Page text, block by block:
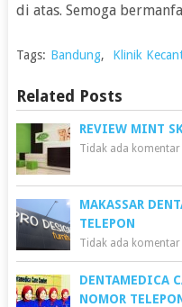
di atas. Semoga
Tags: Bandung, Klinik
Related Posts
REVIEW MINT
Tidak ada komentar
MAKASSAR
TELEPON
Tidak ada komentar
DENTAMEDICA
NOMOR